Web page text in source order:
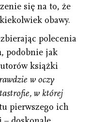
się na to, że
obawy.
polecenia
podobnie jak
książki
w oczy
w której
pierwszego ich